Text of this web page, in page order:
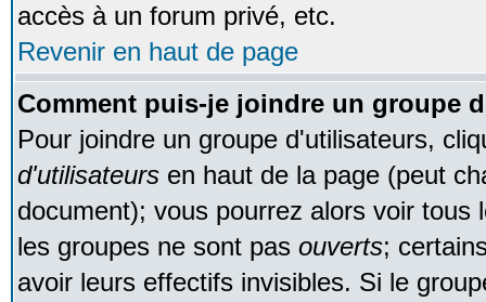
accès à un forum privé, etc.
Revenir en haut de page
Comment puis-je joindre un groupe
Pour joindre un groupe d'utilisateurs,
d'utilisateurs en haut de la page (peut
document); vous pourrez alors voir tous
les groupes ne sont pas ouverts;
avoir leurs effectifs invisibles. Si le